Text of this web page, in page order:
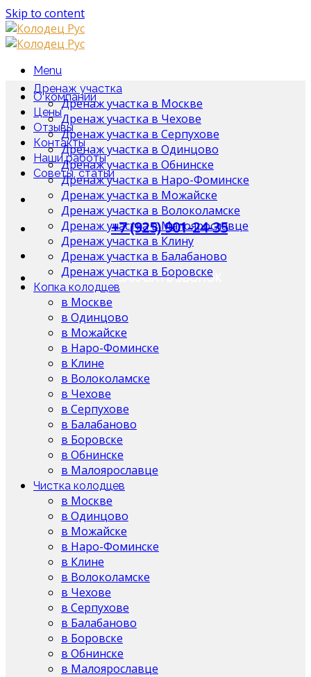
Skip to content
Menu
О компании
Цены
Отзывы
Контакты
Наши работы
Советы, статьи
+7 (925) 901-24-35
ЗАКАЗАТЬ ЗВОНОК
Дренаж участка
Дренаж участка в Москве
Дренаж участка в Чехове
Дренаж участка в Серпухове
Дренаж участка в Одинцово
Дренаж участка в Обнинске
Дренаж участка в Наро-Фоминске
Дренаж участка в Можайске
Дренаж участка в Волоколамске
Дренаж участка в Малоярославце
Дренаж участка в Клину
Дренаж участка в Балабаново
Дренаж участка в Боровске
Копка колодцев
в Москве
в Одинцово
в Можайске
в Наро-Фоминске
в Клине
в Волоколамске
в Чехове
в Серпухове
в Балабаново
в Боровске
в Обнинске
в Малоярославце
Чистка колодцев
в Москве
в Одинцово
в Можайске
в Наро-Фоминске
в Клине
в Волоколамске
в Чехове
в Серпухове
в Балабаново
в Боровске
в Обнинске
в Малоярославце